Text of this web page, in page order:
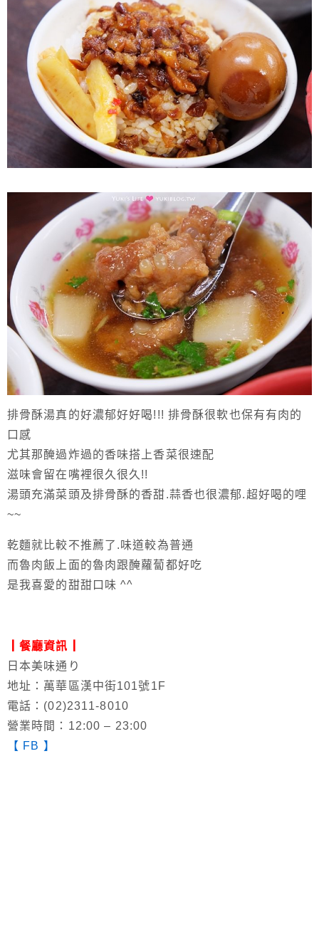
排骨酥湯真的好濃郁好好喝!!! 排骨酥很軟也保有有肉的
口感
尤其那醃過炸過的香味搭上香菜很速配
滋味會留在嘴裡很久很久!!
湯頭充滿菜頭及排骨酥的香甜.蒜香也很濃郁.超好喝的哩
~~
乾麵就比較不推薦了.味道較為普通
而魯肉飯上面的魯肉跟醃蘿蔔都好吃
是我喜愛的甜甜口味 ^^
┃餐廳資訊┃
日本美味通り
地址：萬華區漢中街101號1F
電話：(02)2311-8010
營業時間：12:00 – 23:00
【 FB 】